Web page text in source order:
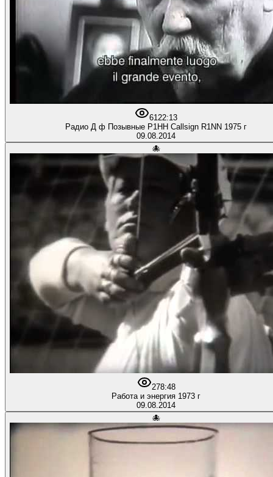
61 22:13
Радио Д ф Позывные Р1НH Callsign R1NN 1975 г
09.08.2014
🐙
278:48
Работа и энергия 1973 г
09.08.2014
🐙